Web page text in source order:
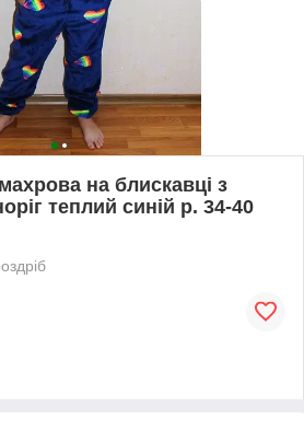
на блискавці з
теплий синій р. 34-40